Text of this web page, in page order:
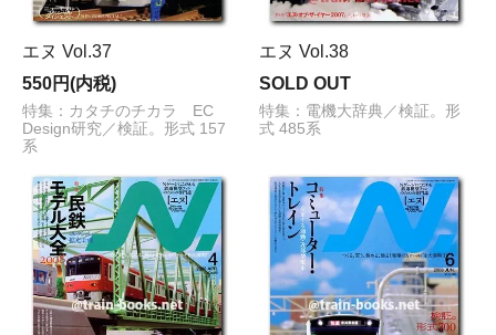
エヌ Vol.37
550円(内税)
特集：カタチのチカラ EC
Design研究／検証。形式 157
系
エヌ Vol.38
SOLD OUT
特集：電機大辞典／検証。形
式 485系